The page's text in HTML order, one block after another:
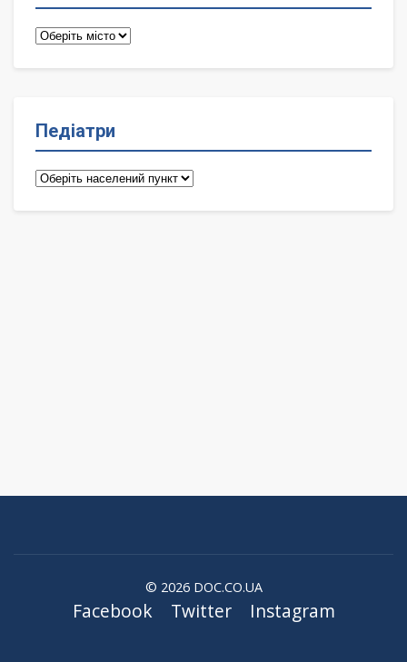
Терапевти
Педіатри
Педіатри
© 2026 DOC.CO.UA
Facebook Twitter Instagram